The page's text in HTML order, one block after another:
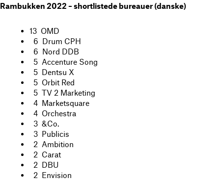
Rambukken 2022 – shortlistede bureauer (danske)
13 OMD
6 Drum CPH
6 Nord DDB
5 Accenture Song
5 Dentsu X
5 Orbit Red
5 TV 2 Marketing
4 Marketsquare
4 Orchestra
3 &Co.
3 Publicis
2 Ambition
2 Carat
2 DBU
2 Envision